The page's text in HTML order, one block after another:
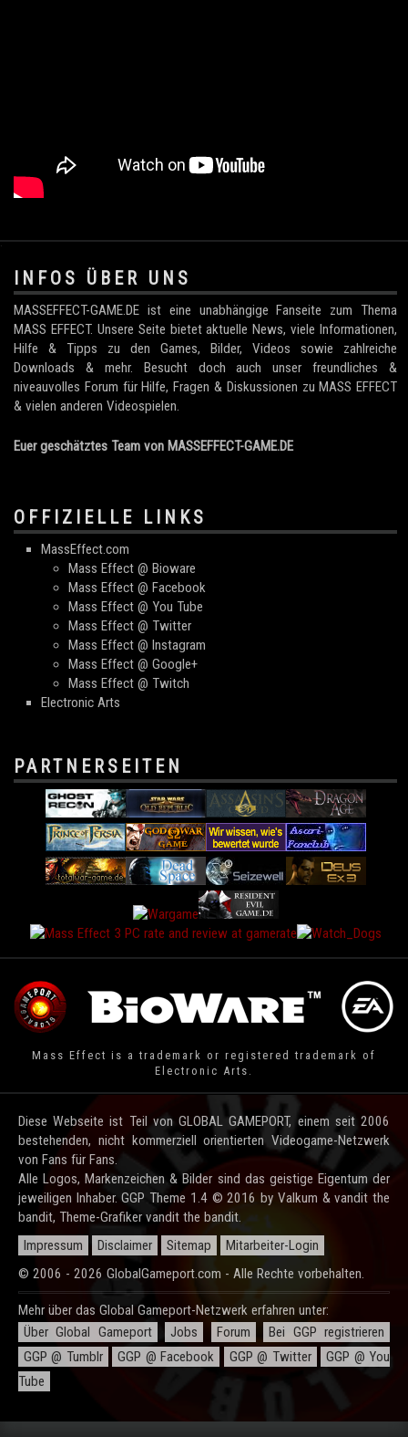
.
INFOS ÜBER UNS
MASSEFFECT-GAME.DE ist eine unabhängige Fanseite zum Thema
MASS EFFECT. Unsere Seite bietet aktuelle News, viele Informationen,
Hilfe & Tipps zu den Games, Bilder, Videos sowie zahlreiche
Downloads & mehr. Besucht doch auch unser freundliches &
niveauvolles Forum für Hilfe, Fragen & Diskussionen zu MASS EFFECT
& vielen anderen Videospielen.
Euer geschätztes Team von MASSEFFECT-GAME.DE
OFFIZIELLE LINKS
MassEffect.com
Mass Effect @ Bioware
Mass Effect @ Facebook
Mass Effect @ You Tube
Mass Effect @ Twitter
Mass Effect @ Instagram
Mass Effect @ Google+
Mass Effect @ Twitch
Electronic Arts
PARTNERSEITEN
Mass Effect is a trademark or registered trademark of
Electronic Arts.
Diese Webseite ist Teil von GLOBAL GAMEPORT, einem seit 2006
bestehenden, nicht kommerziell orientierten Videogame-Netzwerk
von Fans für Fans.
Alle Logos, Markenzeichen & Bilder sind das geistige Eigentum der
jeweiligen Inhaber. GGP Theme 1.4 © 2016 by Valkum & vandit the
bandit, Theme-Grafiker vandit the bandit.
Impressum
Disclaimer Sitemap
Mitarbeiter-Login
© 2006 - 2026 GlobalGameport.com - Alle Rechte vorbehalten.
Mehr über das Global Gameport-Netzwerk erfahren unter:
Über Global Gameport
Jobs Forum
Bei GGP registrieren
GGP @ Tumblr
GGP @ Facebook GGP @ Twitter
GGP @ You
Tube